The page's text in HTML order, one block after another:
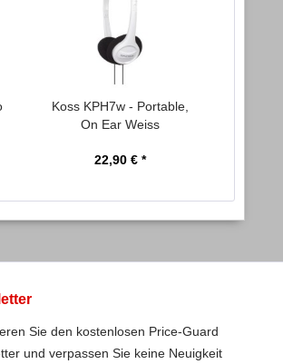
Koss KPH7w - Portable,
On Ear Weiss
22,90 € *
Sie den kostenlosen Price-Guard
und verpassen Sie keine Neuigkeit